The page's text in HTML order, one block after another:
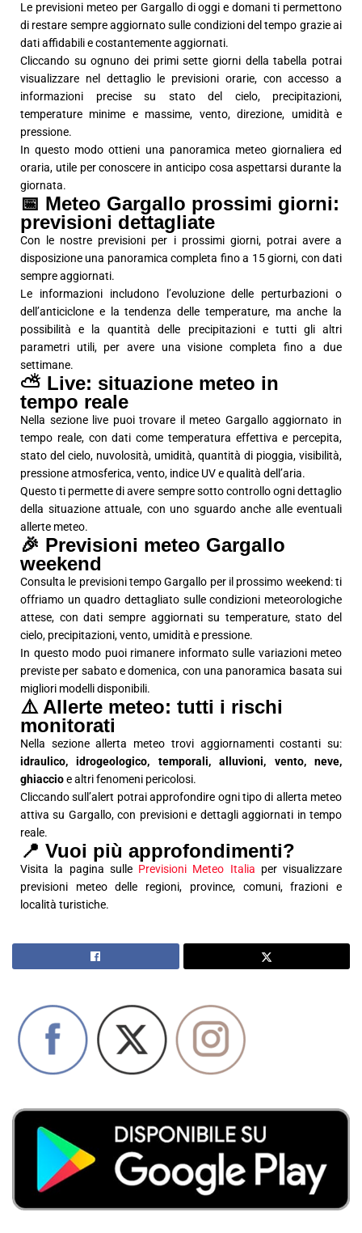
Le previsioni meteo per Gargallo di oggi e domani ti permettono
di restare sempre aggiornato sulle condizioni del tempo grazie ai
dati affidabili e costantemente aggiornati.
Cliccando su ognuno dei primi sette giorni della tabella potrai
visualizzare nel dettaglio le previsioni orarie, con accesso a
informazioni precise su stato del cielo, precipitazioni,
temperature minime e massime, vento, direzione, umidità e
pressione.
In questo modo ottieni una panoramica meteo giornaliera ed
oraria, utile per conoscere in anticipo cosa aspettarsi durante la
giornata.
📅 Meteo Gargallo prossimi giorni:
previsioni dettagliate
Con le nostre previsioni per i prossimi giorni, potrai avere a
disposizione una panoramica completa fino a 15 giorni, con dati
sempre aggiornati.
Le informazioni includono l’evoluzione delle perturbazioni o
dell’anticiclone e la tendenza delle temperature, ma anche la
possibilità e la quantità delle precipitazioni e tutti gli altri
parametri utili, per avere una visione completa fino a due
settimane.
⛅ Live: situazione meteo in
tempo reale
Nella sezione live puoi trovare il meteo Gargallo aggiornato in
tempo reale, con dati come temperatura effettiva e percepita,
stato del cielo, nuvolosità, umidità, quantità di pioggia, visibilità,
pressione atmosferica, vento, indice UV e qualità dell’aria.
Questo ti permette di avere sempre sotto controllo ogni dettaglio
della situazione attuale, con uno sguardo anche alle eventuali
allerte meteo.
🎉 Previsioni meteo Gargallo
weekend
Consulta le previsioni tempo Gargallo per il prossimo weekend: ti
offriamo un quadro dettagliato sulle condizioni meteorologiche
attese, con dati sempre aggiornati su temperature, stato del
cielo, precipitazioni, vento, umidità e pressione.
In questo modo puoi rimanere informato sulle variazioni meteo
previste per sabato e domenica, con una panoramica basata sui
migliori modelli disponibili.
⚠️ Allerte meteo: tutti i rischi
monitorati
Nella sezione allerta meteo trovi aggiornamenti costanti su:
idraulico, idrogeologico, temporali, alluvioni, vento, neve,
ghiaccioe altri fenomeni pericolosi.
Cliccando sull’alert potrai approfondire ogni tipo di allerta meteo
attiva su Gargallo, con previsioni e dettagli aggiornati in tempo
reale.
📍 Vuoi più approfondimenti?
Visita la pagina sulle Previsioni Meteo Italia per visualizzare
previsioni meteo delle regioni, province, comuni, frazioni e
località turistiche.